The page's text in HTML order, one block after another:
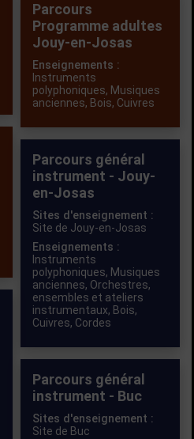
Parcours
Programme adultes
Jouy-en-Josas
Enseignements :
Instruments
polyphoniques, Musiques
anciennes, Bois, Cuivres
Parcours général
instrument - Jouy-
en-Josas
Sites d'enseignement :
Site de Jouy-en-Josas
Enseignements :
Instruments
polyphoniques, Musiques
anciennes, Orchestres,
ensembles et ateliers
instrumentaux, Bois,
Cuivres, Cordes
Parcours général
instrument - Buc
Sites d'enseignement :
Site de Buc